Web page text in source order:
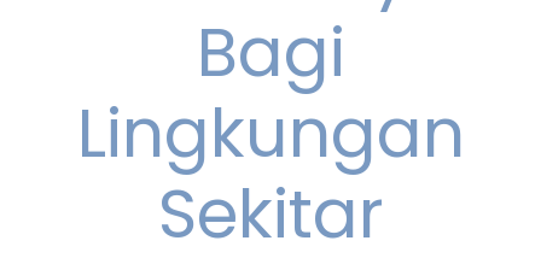
Bagi
Lingkungan
Sekitar